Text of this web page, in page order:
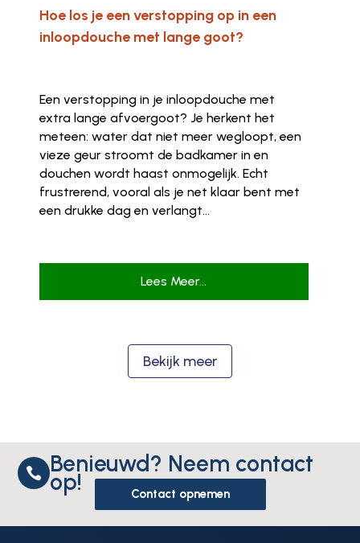
Hoe los je een verstopping op in een
inloopdouche met lange goot?
Een verstopping in je inloopdouche met
extra lange afvoergoot? Je herkent het
meteen: water dat niet meer wegloopt, een
vieze geur stroomt de badkamer in en
douchen wordt haast onmogelijk. Echt
frustrerend, vooral als je net klaar bent met
een drukke dag en verlangt...
Lees Meer...
Bekijk meer
 Benieuwd? Neem contact
op! Contact opnemen